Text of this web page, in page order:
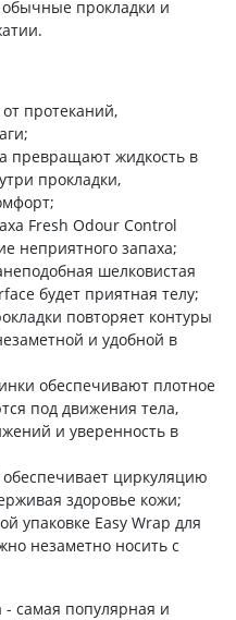
прокладки и
протеканий,
превращают жидкость в
прокладки,
Fresh Odour Control
неприятного запаха;
шелковистая
будет приятная телу;
повторяет контуры
и удобной в
обеспечивают плотное
под движения тела,
и уверенность в
циркуляцию
здоровье кожи;
упаковке Easy Wrap для
незаметно носить с
- самая популярная и